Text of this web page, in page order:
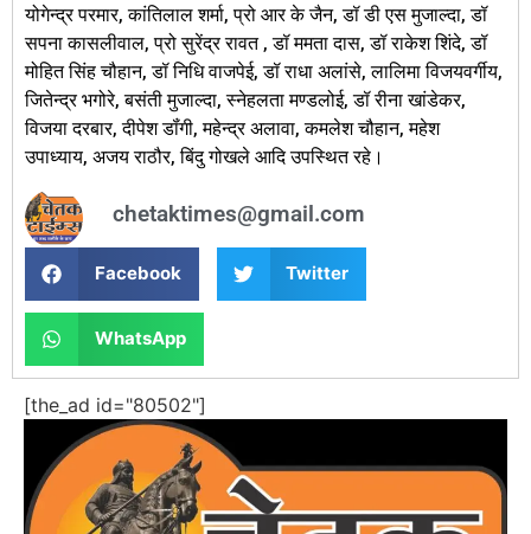
योगेन्द्र परमार, कांतिलाल शर्मा, प्रो आर के जैन, डॉ डी एस मुजाल्दा, डॉ
सपना कासलीवाल, प्रो सुरेंद्र रावत , डॉ ममता दास, डॉ राकेश शिंदे, डॉ
मोहित सिंह चौहान, डॉ निधि वाजपेई, डॉ राधा अलांसे, लालिमा विजयवर्गीय,
जितेन्द्र भगोरे, बसंती मुजाल्दा, स्नेहलता मण्डलोई, डॉ रीना खांडेकर,
विजया दरबार, दीपेश डॉंगी, महेन्द्र अलावा, कमलेश चौहान, महेश
उपाध्याय, अजय राठौर, बिंदु गोखले आदि उपस्थित रहे।
chetaktimes@gmail.com
Facebook Twitter
WhatsApp
[the_ad id="80502"]